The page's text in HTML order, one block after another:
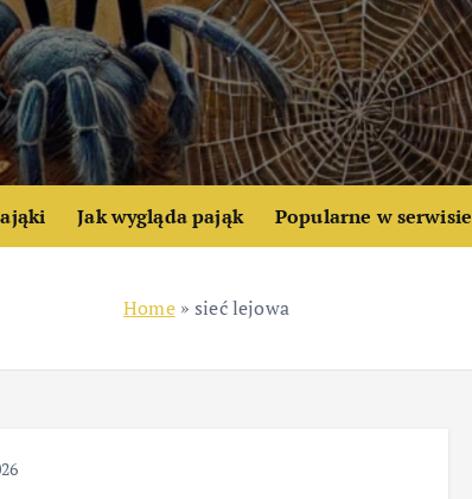
Jak wygląda pająk Popularne w serwisie
Home»sieć lejowa